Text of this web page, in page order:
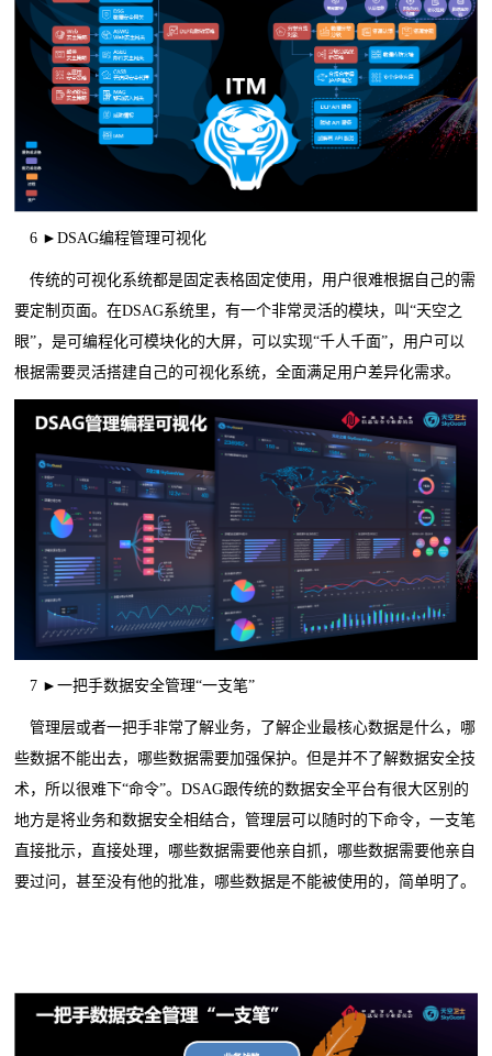
6 ►DSAG编程管理可视化
传统的可视化系统都是固定表格固定使用，用户很难根据自己的需
要定制页面。在DSAG系统里，有一个非常灵活的模块，叫“天空之
眼”，是可编程化可模块化的大屏，可以实现“千人千面”，用户可以
根据需要灵活搭建自己的可视化系统，全面满足用户差异化需求。
7 ►一把手数据安全管理“一支笔”
管理层或者一把手非常了解业务，了解企业最核心数据是什么，哪
些数据不能出去，哪些数据需要加强保护。但是并不了解数据安全技
术，所以很难下“命令”。DSAG跟传统的数据安全平台有很大区别的
地方是将业务和数据安全相结合，管理层可以随时的下命令，一支笔
直接批示，直接处理，哪些数据需要他亲自抓，哪些数据需要他亲自
要过问，甚至没有他的批准，哪些数据是不能被使用的，简单明了。